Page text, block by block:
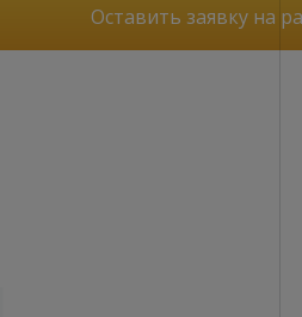
Оставить заявку на